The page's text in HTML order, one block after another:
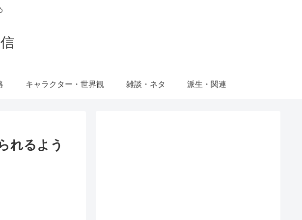
キャラクター・世界観 雑談・ネタ 派生・関連
れるよう